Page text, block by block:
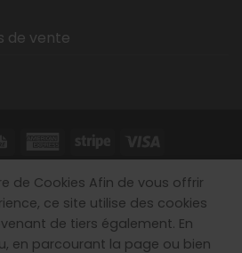
de vente
GÉNÉRALES DE VENTE
Tous les droits sont réservés.
de Cookies Afin de vous offrir
ce site utilise des cookies
de tiers également. En
en parcourant la page ou bien